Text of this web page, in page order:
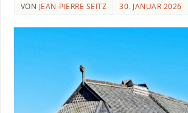
VON JEAN-PIERRE SEITZ 30. JANUAR 2026